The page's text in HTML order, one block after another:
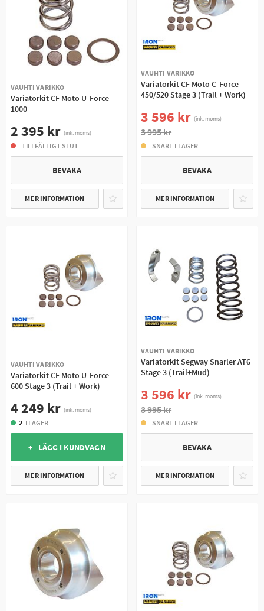
VAUHTI VARIKKO
Variatorkit CF Moto U-Force
1000
2 395 kr (ink. moms)
TILLFÄLLIGT SLUT
BEVAKA
MER INFORMATION
VAUHTI VARIKKO
Variatorkit CF Moto C-Force
450/520 Stage 3 (Trail + Work)
3 596 kr (ink. moms)
3 995 kr
SNART I LAGER
BEVAKA
MER INFORMATION
VAUHTI VARIKKO
Variatorkit CF Moto U-Force
600 Stage 3 (Trail + Work)
4 249 kr (ink. moms)
2 I LAGER
+ LÄGG I KUNDVAGN
MER INFORMATION
VAUHTI VARIKKO
Variatorkit Segway Snarler AT6
Stage 3 (Trail+Mud)
3 596 kr (ink. moms)
3 995 kr
SNART I LAGER
BEVAKA
MER INFORMATION